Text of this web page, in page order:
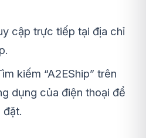
cập trực tiếp tại địa chỉ
kiếm “A2EShip” trên
dụng của điện thoại để
đặt.